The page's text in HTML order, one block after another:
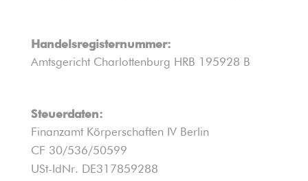
Handelsregisternummer:
Amtsgericht Charlottenburg HRB 195928 B
Steuerdaten:
Finanzamt Körperschaften IV Berlin
CF 30/536/50599
USt-IdNr. DE317859288